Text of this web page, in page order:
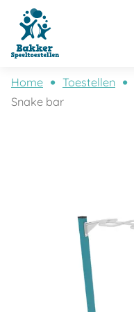
Home Toestellen
Snake bar